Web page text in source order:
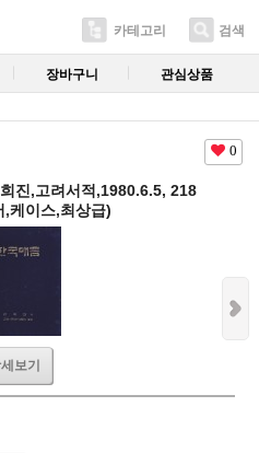
카테고리 검색
장바구니 관심상품
0
진,고려서적,1980.6.5, 218
,케이스,최상급)
보기